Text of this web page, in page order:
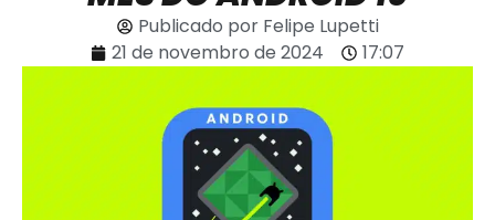
Publicado porFelipe Lupetti
21 de novembro de 2024
17:07